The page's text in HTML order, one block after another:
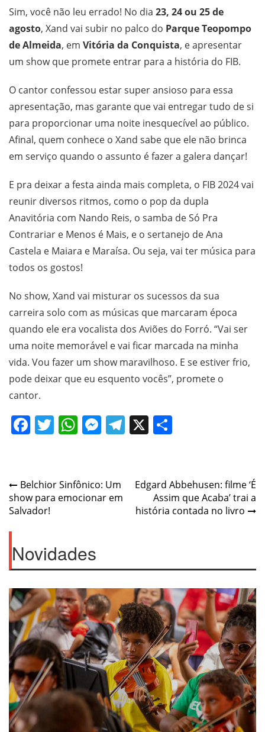
Sim, você não leu errado! No dia 23, 24 ou 25 de
agosto, Xand vai subir no palco do Parque Teopompo
de Almeida, em Vitória da Conquista, e apresentar
um show que promete entrar para a história do FIB.
O cantor confessou estar super ansioso para essa
apresentação, mas garante que vai entregar tudo de si
para proporcionar uma noite inesquecível ao público.
Afinal, quem conhece o Xand sabe que ele não brinca
em serviço quando o assunto é fazer a galera dançar!
E pra deixar a festa ainda mais completa, o FIB 2024 vai
reunir diversos ritmos, como o pop da dupla
Anavitória com Nando Reis, o samba de Só Pra
Contrariar e Menos é Mais, e o sertanejo de Ana
Castela e Maiara e Maraísa. Ou seja, vai ter música para
todos os gostos!
No show, Xand vai misturar os sucessos da sua
carreira solo com as músicas que marcaram época
quando ele era vocalista dos Aviões do Forró. “Vai ser
uma noite memorável e vai ficar marcada na minha
vida. Vou fazer um show maravilhoso. E se estiver frio,
pode deixar que eu esquento vocês”, promete o
cantor.
Facebook
Twitter
WhatsApp
Messenger
Telegram
X
Navegação
de
Post
Belchior Sinfônico: Um
show para emocionar em
Salvador!
Edgard Abbehusen: filme ‘É
Assim que Acaba’ trai a
história contada no livro
Novidades